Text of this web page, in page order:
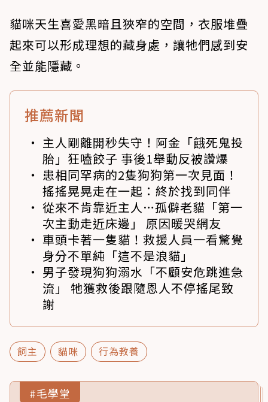
貓咪天生喜愛黑暗且狹窄的空間，衣服堆疊
起來可以形成理想的藏身處，讓牠們感到安
全並能隱藏。
推薦新聞
主人剛離開秒失守！阿金「餓死鬼投
胎」狂嗑餃子 事後1舉動反被讚爆
患相同罕病的2隻狗狗第一次見面！
搖搖晃晃走在一起：終於找到同伴
從來不肯靠近主人…孤僻老貓「第一
次主動走近床邊」 原因暖哭網友
車頭卡著一隻貓！救援人員一看驚覺
身分不單純「這不是浪貓」
男子發現狗狗溺水「不顧安危跳進急
流」 牠獲救後跟隨恩人不停搖尾致
謝
飼主 貓咪 行為教養
#毛學堂